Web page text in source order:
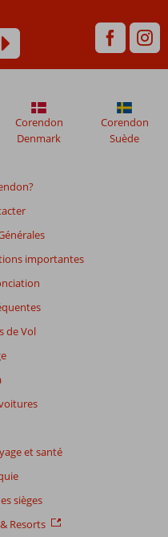
importantes
de Vol
et santé
sièges
Resorts
Corendon
Denmark
Corendon
Suède